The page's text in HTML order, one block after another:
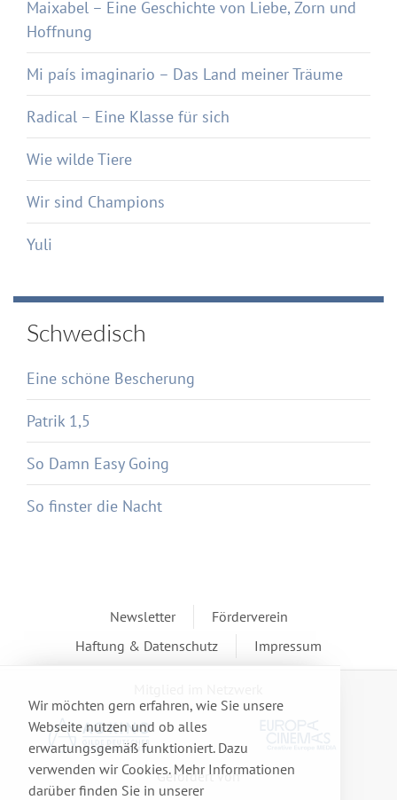
Wir möchten gern erfahren, wie Sie unsere
Webseite nutzen und ob alles
erwartungsgemäß funktioniert. Dazu
verwenden wir Cookies. Mehr Informationen
darüber finden Sie in unserer
Maixabel – Eine Geschichte von Liebe, Zorn und
Hoffnung
Mi país imaginario – Das Land meiner Träume
Radical – Eine Klasse für sich
Wie wilde Tiere
Wir sind Champions
Yuli
Schwedisch
Eine schöne Bescherung
Patrik 1,5
So Damn Easy Going
So finster die Nacht
Newsletter
Förderverein
Haftung & Datenschutz
Impressum
Gefördert von